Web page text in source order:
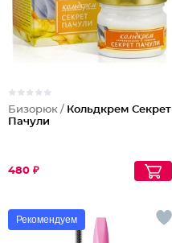
Бизорюк / Кольдкрем Секрет
Пачули
480 ₽
Рекомендуем